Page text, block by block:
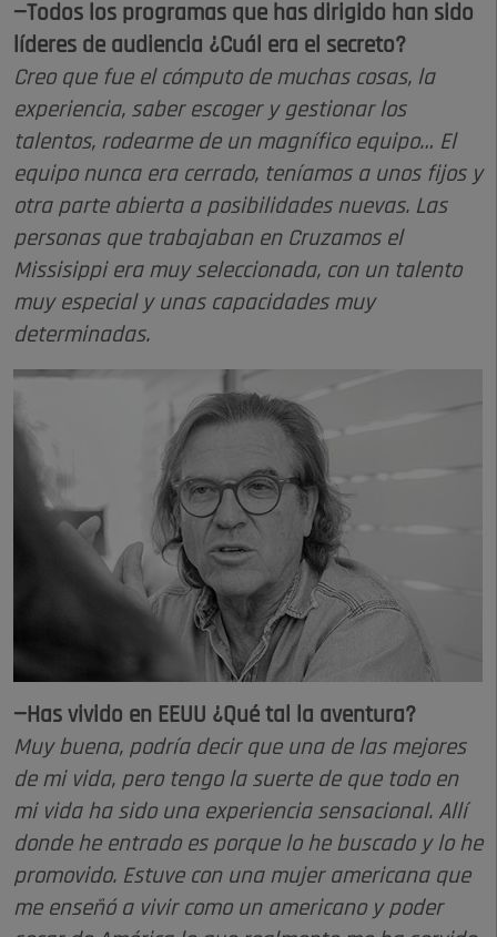
—Todos los programas que has dirigido han sido
líderes de audiencia ¿Cuál era el secreto?
Creo que fue el cómputo de muchas cosas, la
experiencia, saber escoger y gestionar los
talentos, rodearme de un magnífico equipo… El
equipo nunca era cerrado, teníamos a unos fijos y
otra parte abierta a posibilidades nuevas. Las
personas que trabajaban en Cruzamos el
Missisippi era muy seleccionada, con un talento
muy especial y unas capacidades muy
determinadas.
—Has vivido en EEUU ¿Qué tal la aventura?
Muy buena, podría decir que una de las mejores
de mi vida, pero tengo la suerte de que todo en
mi vida ha sido una experiencia sensacional. Allí
donde he entrado es porque lo he buscado y lo he
promovido. Estuve con una mujer americana que
me enseñó a vivir como un americano y poder